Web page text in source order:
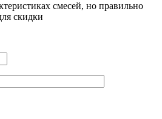
смесей, но правильно
скидки